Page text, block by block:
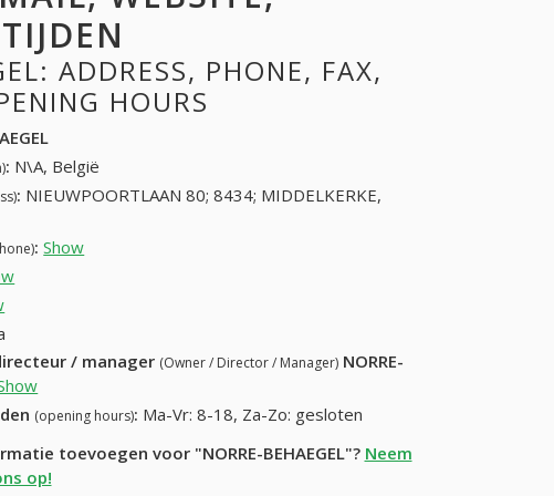
ADDRESS, PHONE, FAX,
HOURS
: N\A, België
: NIEUWPOORTLAAN 80; 8434; MIDDELKERKE,
: Show
/ manager (Owner / Director / Manager) NORRE-
(opening hours): Ma-Vr: 8-18, Za-Zo: gesloten
toevoegen voor "NORRE-BEHAEGEL"? Neem
op!